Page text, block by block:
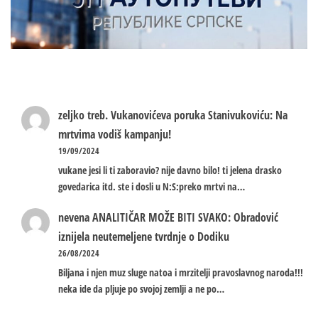
zeljko treb.Vukanovićeva poruka Stanivukoviću: Na
mrtvima vodiš kampanju!
19/09/2024
vukane jesi li ti zaboravio? nije davno bilo! ti jelena drasko
govedarica itd. ste i dosli u N:S:preko mrtvi na…
nevenaANALITIČAR MOŽE BITI SVAKO: Obradović
iznijela neutemeljene tvrdnje o Dodiku
26/08/2024
Biljana i njen muz sluge natoa i mrzitelji pravoslavnog naroda!!!
neka ide da pljuje po svojoj zemlji a ne po…